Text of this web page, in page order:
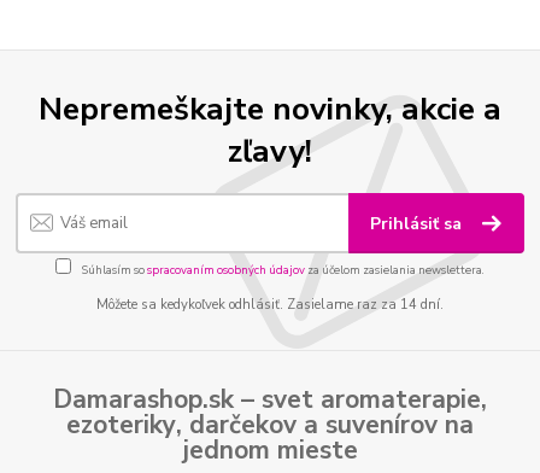
Nepremeškajte novinky, akcie a
zľavy!
Prihlásiť sa
Súhlasím sospracovaním osobných údajov za účelom zasielania newslettera.
Môžete sa kedykoľvek odhlásiť. Zasielame raz za 14 dní.
Damarashop.sk – svet aromaterapie,
ezoteriky, darčekov a suvenírov na
jednom mieste